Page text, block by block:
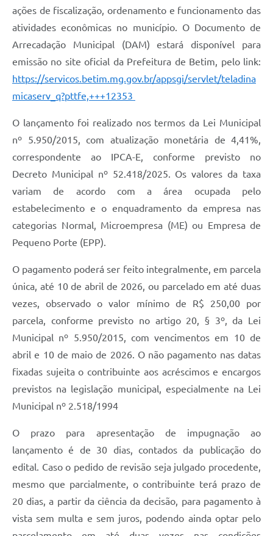
ações de fiscalização, ordenamento e funcionamento das
atividades econômicas no município. O Documento de
Arrecadação Municipal (DAM) estará disponível para
emissão no site oficial da Prefeitura de Betim, pelo link:
https://servicos.betim.mg.gov.br/appsgi/servlet/teladina
micaserv_q?pttfe,+++12353
O lançamento foi realizado nos termos da Lei Municipal
nº 5.950/2015, com atualização monetária de 4,41%,
correspondente ao IPCA-E, conforme previsto no
Decreto Municipal nº 52.418/2025. Os valores da taxa
variam de acordo com a área ocupada pelo
estabelecimento e o enquadramento da empresa nas
categorias Normal, Microempresa (ME) ou Empresa de
Pequeno Porte (EPP).
O pagamento poderá ser feito integralmente, em parcela
única, até 10 de abril de 2026, ou parcelado em até duas
vezes, observado o valor mínimo de R$ 250,00 por
parcela, conforme previsto no artigo 20, § 3º, da Lei
Municipal nº 5.950/2015, com vencimentos em 10 de
abril e 10 de maio de 2026. O não pagamento nas datas
fixadas sujeita o contribuinte aos acréscimos e encargos
previstos na legislação municipal, especialmente na Lei
Municipal nº 2.518/1994
O prazo para apresentação de impugnação ao
lançamento é de 30 dias, contados da publicação do
edital. Caso o pedido de revisão seja julgado procedente,
mesmo que parcialmente, o contribuinte terá prazo de
20 dias, a partir da ciência da decisão, para pagamento à
vista sem multa e sem juros, podendo ainda optar pelo